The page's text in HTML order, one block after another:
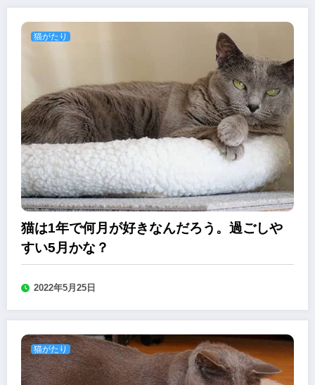
猫がたり
猫は1年で何月が好きなんだろう。過ごしや
すい5月かな？
2022年5月25日
猫がたり